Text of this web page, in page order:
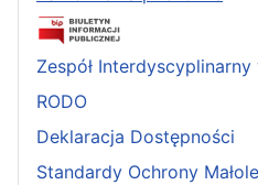
Zespół
RODO
Deklaracja Dostępności
Standardy Ochrony